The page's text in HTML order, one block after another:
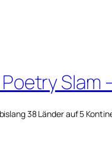
38 Länder auf 5